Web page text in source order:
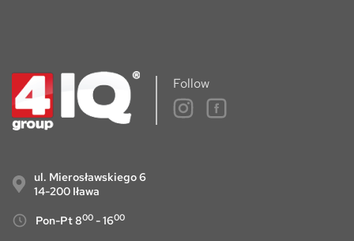
Follow
ul. Mierosławskiego 6
14-200 Iława
Pon-Pt 800 - 1600